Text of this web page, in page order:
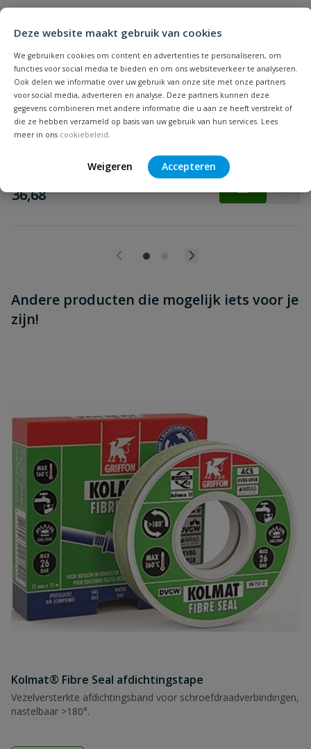
Deze website maakt gebruik van cookies
We gebruiken cookies om content en advertenties te personaliseren, om
functies voor social media te bieden en om ons websiteverkeer te analyseren.
Ook delen we informatie over uw gebruik van onze site met onze partners
voor social media, adverteren en analyse. Deze partners kunnen deze
gegevens combineren met andere informatie die u aan ze heeft verstrekt of
die ze hebben verzameld op basis van uw gebruik van hun services. Lees
meer in ons cookiebeleid
Weigeren Accepteren
Beoordeling versturen
Girair luchtbuis
Girair luchtleidingsysteem buizen op lengtes van 4 meter, van 20
t/m 110 mm.
Op voorraad
€
36,68
Andere producten die mogelijk iets voor je
zijn!
Kolmat® Fibre Seal afdichtingstape
Vezelversterkte afdichtingsband voor schroefdraadverbindingen,
nastelbaar >180°.